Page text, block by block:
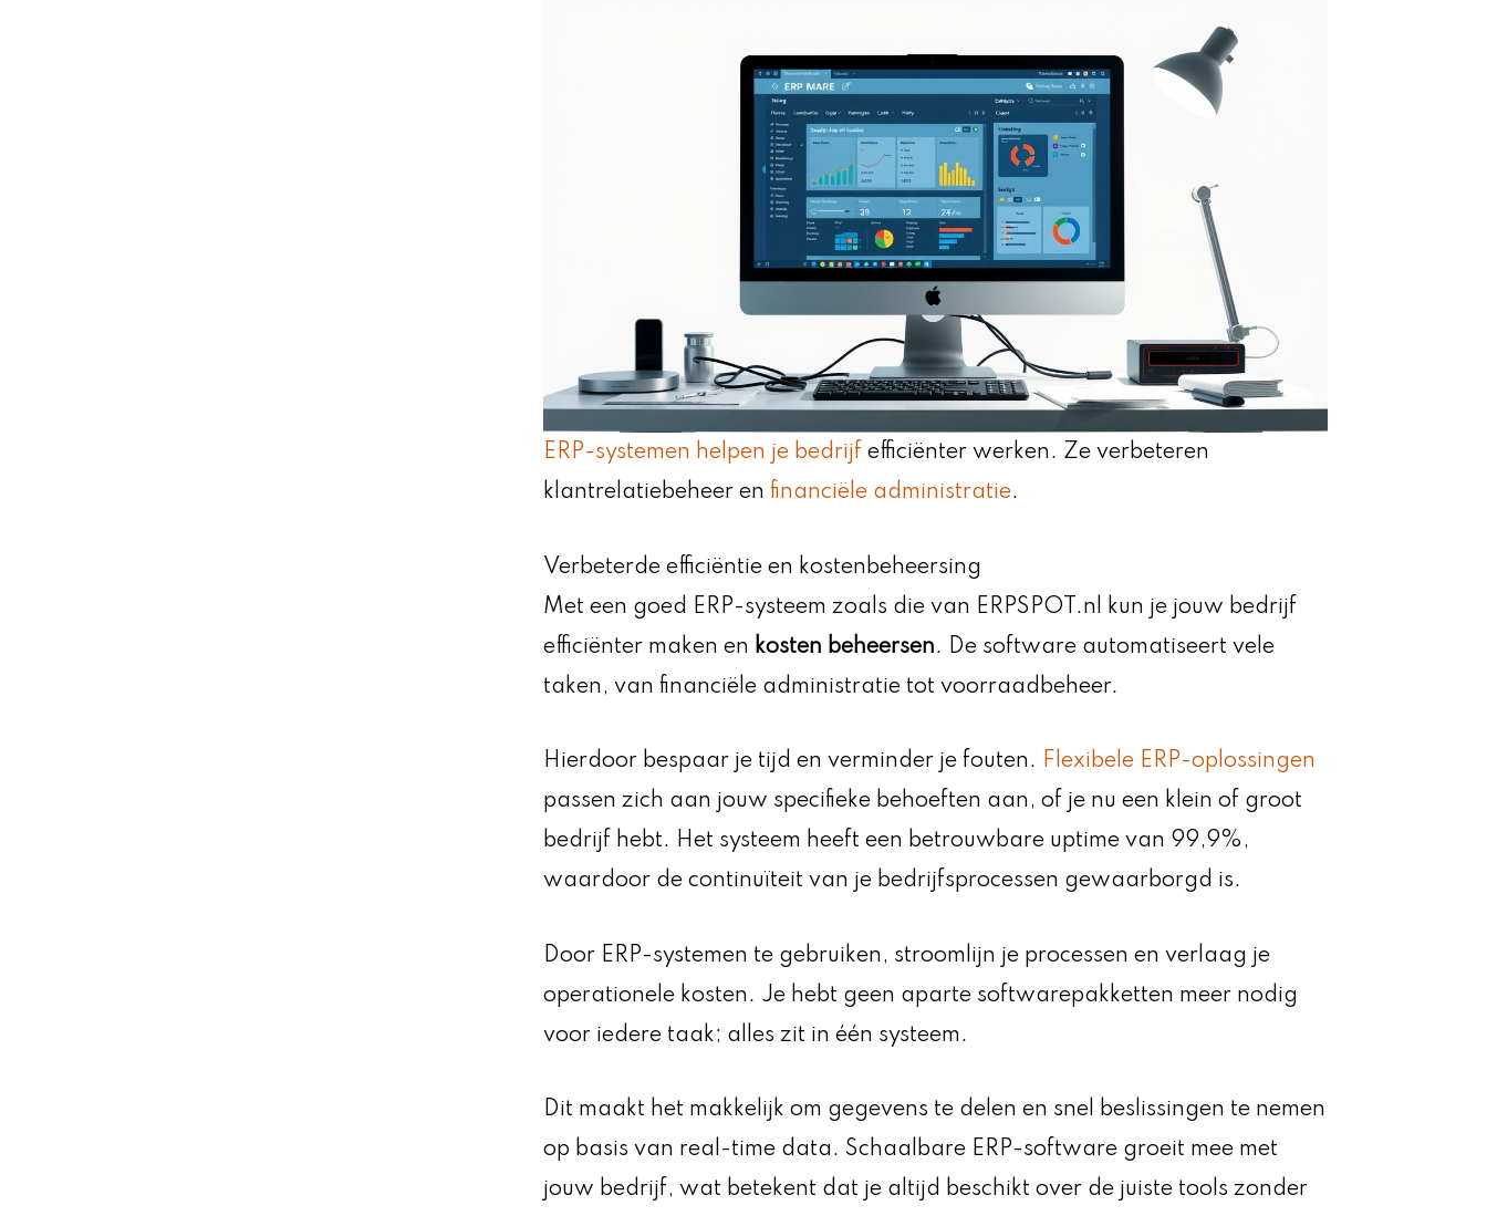
ERP-systemen helpen je bedrijf efficiënter werken. Ze verbeteren
klantrelatiebeheer en financiële administratie.
Verbeterde efficiëntie en kostenbeheersing
Met een goed ERP-systeem zoals die van ERPSPOT.nl kun je jouw bedrijf
efficiënter maken en kosten beheersen. De software automatiseert vele
taken, van financiële administratie tot voorraadbeheer.
Hierdoor bespaar je tijd en verminder je fouten. Flexibele ERP-oplossingen
passen zich aan jouw specifieke behoeften aan, of je nu een klein of groot
bedrijf hebt. Het systeem heeft een betrouwbare uptime van 99,9%,
waardoor de continuïteit van je bedrijfsprocessen gewaarborgd is.
Door ERP-systemen te gebruiken, stroomlijn je processen en verlaag je
operationele kosten. Je hebt geen aparte softwarepakketten meer nodig
voor iedere taak; alles zit in één systeem.
Dit maakt het makkelijk om gegevens te delen en snel beslissingen te nemen
op basis van real-time data. Schaalbare ERP-software groeit mee met
jouw bedrijf, wat betekent dat je altijd beschikt over de juiste tools zonder